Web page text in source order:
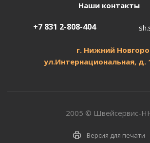
Наши контакты
+7 831 2-808-404
г. Нижний
ул.Интернациональная, д.
2005 © Швейсервис-
Версия для печати